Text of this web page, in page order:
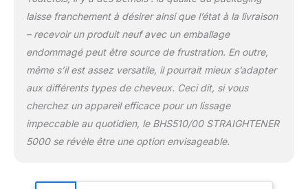
laisse franchement à désirer ainsi que l’état à la livraison
– recevoir un produit neuf avec un emballage
endommagé peut être source de frustration. En outre,
même s’il est assez versatile, il pourrait mieux s’adapter
aux différents types de cheveux. Ceci dit, si vous
cherchez un appareil efficace pour un lissage
impeccable au quotidien, le BHS510/00 STRAIGHTENER
5000 se révèle être une option envisageable.